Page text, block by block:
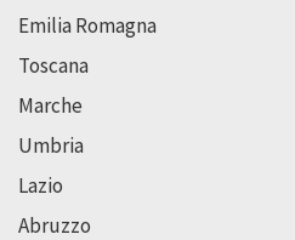
Emilia Romagna
Toscana
Marche
Umbria
Lazio
Abruzzo